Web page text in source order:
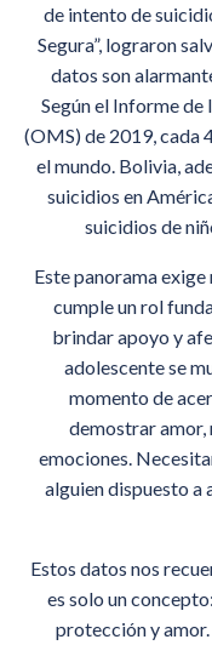
de intento de
Segura”, lograron
datos son
Según el Informe
(OMS) de 2019, cada
el mundo. Bolivia,
suicidios en
suicidios de
Este panorama
cumple un rol
brindar apoyo y
adolescente se
momento de
demostrar amor,
emociones.
alguien dispuesto a
Estos datos nos
es solo un
protección y